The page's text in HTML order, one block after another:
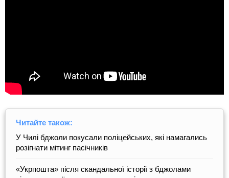
Читайте також:
У Чилі бджоли покусали поліцейських, які намагались
розігнати мітинг пасічників
«Укрпошта» після скандальної історії з бджолами